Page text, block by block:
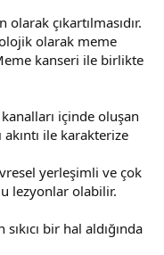
çıkartılmasıdır.
olarak meme
kanseri ile birlikte
içinde oluşan
ile karakterize
yerleşimli ve çok
lezyonlar olabilir.
bir hal aldığında